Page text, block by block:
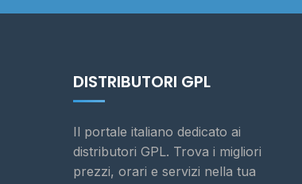
DISTRIBUTORI GPL
Il portale italiano dedicato ai
distributori GPL. Trova i migliori
prezzi, orari e servizi nella tua